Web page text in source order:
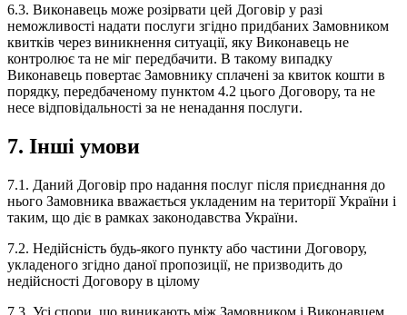
6.3. Виконавець може розірвати цей Договір у разі
неможливості надати послуги згідно придбаних Замовником
квитків через виникнення ситуації, яку Виконавець не
контролює та не міг передбачити. В такому випадку
Виконавець повертає Замовнику сплачені за квиток кошти в
порядку, передбаченому пунктом 4.2 цього Договору, та не
несе відповідальності за не ненадання послуги.
7. Інші умови
7.1. Даний Договір про надання послуг після приєднання до
нього Замовника вважається укладеним на території України і
таким, що діє в рамках законодавства України.
7.2. Недійсність будь-якого пункту або частини Договору,
укладеного згідно даної пропозиції, не призводить до
недійсності Договору в цілому
7.3. Усі спори, що виникають між Замовником і Виконавцем,